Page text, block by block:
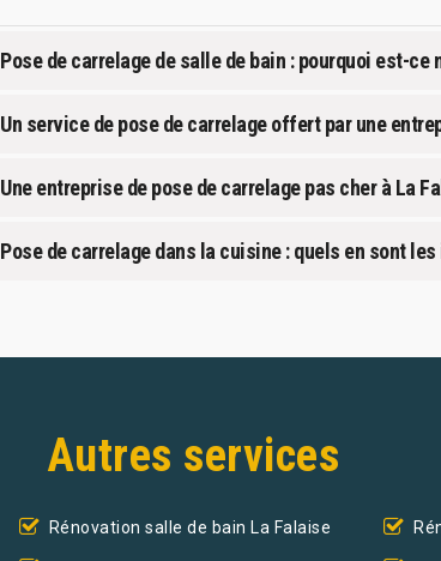
Pose de carrelage de salle de bain : pourquoi est-ce
Un service de pose de carrelage offert par une
Une entreprise de pose de carrelage pas cher à La
Pose de carrelage dans la cuisine : quels en sont
Autres services
Rénovation salle de bain La Falaise